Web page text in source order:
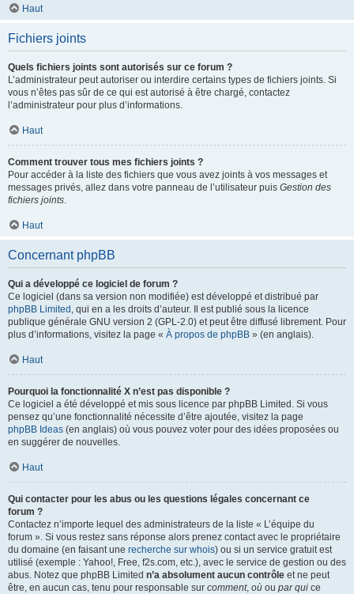
Haut
Fichiers joints
Quels fichiers joints sont autorisés sur ce forum ?
L’administrateur peut autoriser ou interdire certains types de fichiers joints. Si
vous n’êtes pas sûr de ce qui est autorisé à être chargé, contactez
l’administrateur pour plus d’informations.
Haut
Comment trouver tous mes fichiers joints ?
Pour accéder à la liste des fichiers que vous avez joints à vos messages et
messages privés, allez dans votre panneau de l’utilisateur puis Gestion des
fichiers joints.
Haut
Concernant phpBB
Qui a développé ce logiciel de forum ?
Ce logiciel (dans sa version non modifiée) est développé et distribué par
phpBB Limited , qui en a les droits d’auteur. Il est publié sous la licence
publique générale GNU version 2 (GPL-2.0) et peut être diffusé librement. Pour
plus d’informations, visitez la page « À propos de phpBB » (en anglais).
Haut
Pourquoi la fonctionnalité X n’est pas disponible ?
Ce logiciel a été développé et mis sous licence par phpBB Limited. Si vous
pensez qu’une fonctionnalité nécessite d’être ajoutée, visitez la page
phpBB Ideas (en anglais) où vous pouvez voter pour des idées proposées ou
en suggérer de nouvelles.
Haut
Qui contacter pour les abus ou les questions légales concernant ce
forum ?
Contactez n’importe lequel des administrateurs de la liste « L’équipe du
forum ». Si vous restez sans réponse alors prenez contact avec le propriétaire
du domaine (en faisant une recherche sur whois) ou si un service gratuit est
utilisé (exemple : Yahoo!, Free, f2s.com, etc.), avec le service de gestion ou des
abus. Notez que phpBB Limited n’a absolument aucun contrôle et ne peut
être, en aucun cas, tenu pour responsable sur comment, où ou par qui ce